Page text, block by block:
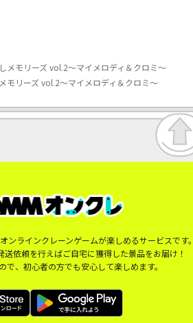
メモリーズ vol.2～マイメロディ＆クロミ～
モリーズ vol.2～マイメロディ＆クロミ～
ンラインクレーンゲームが楽しめるサービスです
依頼を行えばご自宅に獲得した景品をお届け！
で、初心者の方でも安心して楽しめます。